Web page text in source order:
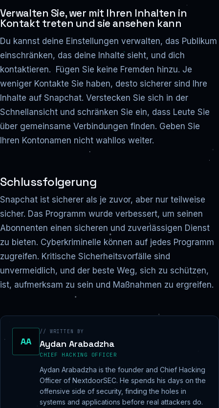
Verwalten Sie, wer mit Ihren Inhalten in
Kontakt treten und sie ansehen kann
Du kannst deine Einstellungen verwalten, das Publikum
einschränken, das deine Inhalte sieht, und dich
kontaktieren. Fügen Sie keine Fremden hinzu. Je
weniger Kontakte Sie haben, desto sicherer sind Ihre
Inhalte auf Snapchat. Verstecken Sie sich in der
Schnellansicht und schränken Sie ein, dass Leute Sie
über gemeinsame Verbindungen finden. Geben Sie
Ihren Kontonamen nicht wahllos weiter.
Schlussfolgerung
Snapchat ist sicherer als je zuvor, aber nur teilweise
sicher. Das Programm wurde verbessert, um seinen
Abonnenten einen sicheren und zuverlässigen Dienst
zu bieten. Cyberkriminelle können auf jedes Programm
zugreifen. Kritische Sicherheitsvorfälle sind
unvermeidlich, und der beste Weg, sich zu schützen,
ist, aufmerksam zu sein und Maßnahmen zu ergreifen.
AA
// WRITTEN BY
Aydan Arabadzha
CHIEF HACKING OFFICER
Aydan Arabadzha is the founder and Chief Hacking
Officer of NextdoorSEC. He spends his days on the
offensive side of security, finding the holes in
systems and applications before real attackers do.